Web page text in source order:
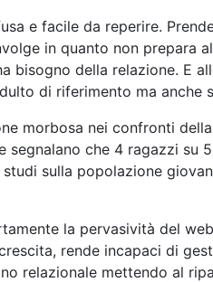
e facile da reperire.
in quanto non
bisogno della relazione. E
di riferimento ma
morbosa nei confronti
che 4 ragazzi
sulla popolazione
la pervasività del
rende incapaci di
relazionale mettendo al